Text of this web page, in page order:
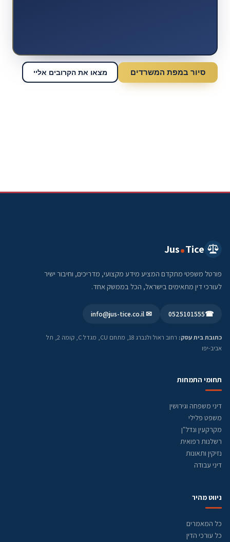
סיור במפת המשרדים מצאו את הקרובים אליי
Jus Tice
פורטל משפטי מתקדם המציע מידע מקצועי, מדריכים, וחיבור ישיר
לעורכי דין מתאימים בישראל, הכל בממשק אחד.
☎
0525101555
✉ info@jus-tice.co.il
כתובת בית עסק:
רחוב ראול ולנברג 18, מתחם CU, מגדל C, קומה 2, תל
אביב-יפו
תחומי התמחות
דיני משפחה וגירושין
משפט פלילי
מקרקעין ונדל"ן
רשלנות רפואית
נזיקין ותאונות
דיני עבודה
ניווט מהיר
כל המאמרים
כל עורכי הדין